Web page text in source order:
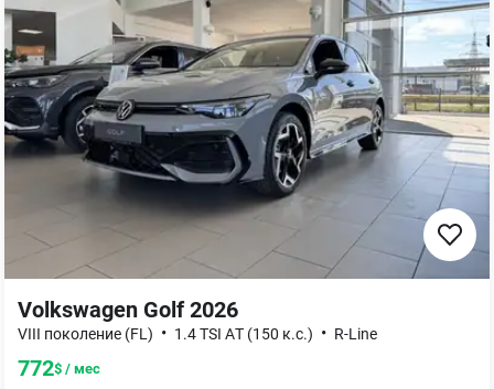
Volkswagen Golf 2026
VIII поколение (FL) • 1.4 TSI AТ (150 к.с.) • R-Line
772$ / мес